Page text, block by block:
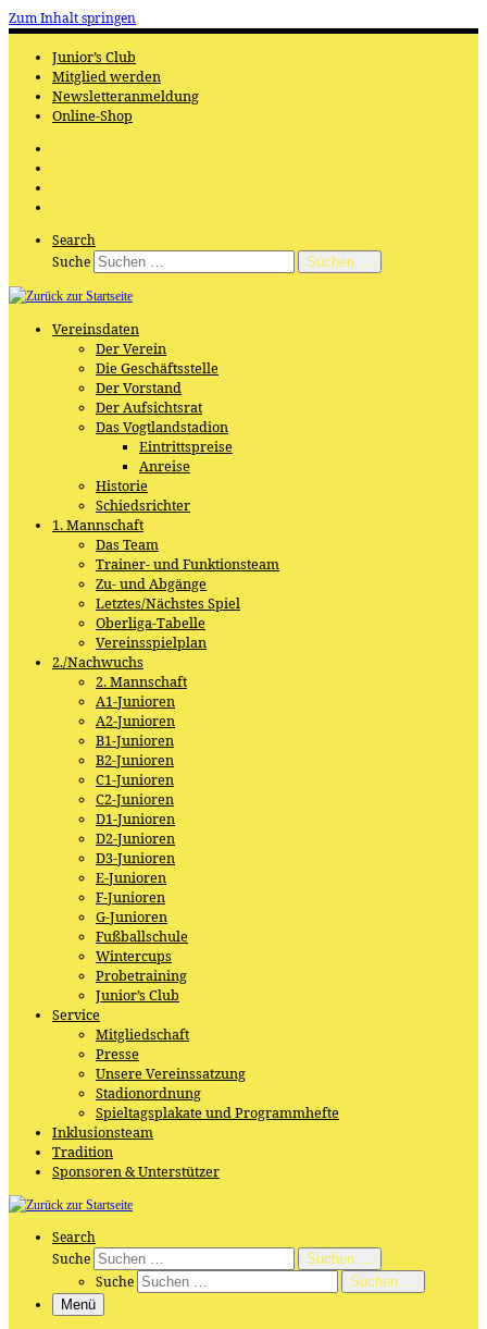
Zum Inhalt springen
Junior’s Club
Mitglied werden
Newsletteranmeldung
Online-Shop
Search
Suche
Suchen …
Vereinsdaten
Der Verein
Die Geschäftsstelle
Der Vorstand
Der Aufsichtsrat
Das Vogtlandstadion
Eintrittspreise
Anreise
Historie
Schiedsrichter
1. Mannschaft
Das Team
Trainer- und Funktionsteam
Zu- und Abgänge
Letztes/Nächstes Spiel
Oberliga-Tabelle
Vereinsspielplan
2./Nachwuchs
2. Mannschaft
A1-Junioren
A2-Junioren
B1-Junioren
B2-Junioren
C1-Junioren
C2-Junioren
D1-Junioren
D2-Junioren
D3-Junioren
E-Junioren
F-Junioren
G-Junioren
Fußballschule
Wintercups
Probetraining
Junior’s Club
Service
Mitgliedschaft
Presse
Unsere Vereinssatzung
Stadionordnung
Spieltagsplakate und Programmhefte
Inklusionsteam
Tradition
Sponsoren & Unterstützer
Search
Suche
Suchen …
Suche
Suchen …
Menü